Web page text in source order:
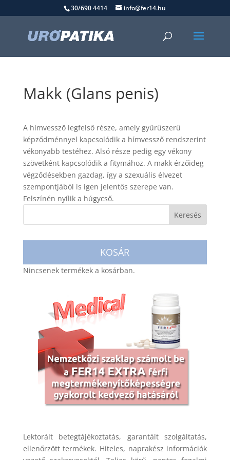
30/690 4414 info@fer14.hu
Makk (Glans penis)
A hímvessző legfelső része, amely gyűrűszerű
képződménnyel kapcsolódik a hímvessző rendszerint
vékonyabb testéhez. Alsó része pedig egy vékony
szövetként kapcsolódik a fitymához. A makk érzőideg
végződésekben gazdag, így a szexuális élvezet
szempontjából is igen jelentős szerepe van.
Felszínén nyílik a húgycső.
KOSÁR
Nincsenek termékek a kosárban.
Lektorált betegtájékoztatás, garantált szolgáltatás,
ellenőrzött termékek. Hiteles, naprakész információk